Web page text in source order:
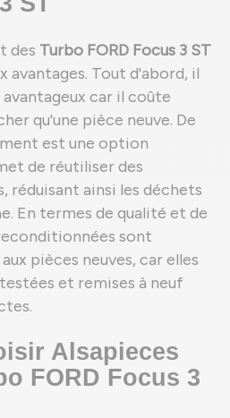
des Turbo FORD Focus 3 ST
avantages. Tout d'abord, il
car il coûte
qu'une pièce neuve. De
est une option
de réutiliser des
réduisant ainsi les déchets
En termes de qualité et de
sont
pièces neuves, car elles
et remises à neuf
Alsapieces
FORD Focus 3